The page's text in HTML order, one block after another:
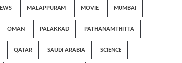
MALAPPURAM MOVIE MUMBAI
OMAN PALAKKAD PATHANAMTHITTA
QATAR SAUDI ARABIA SCIENCE